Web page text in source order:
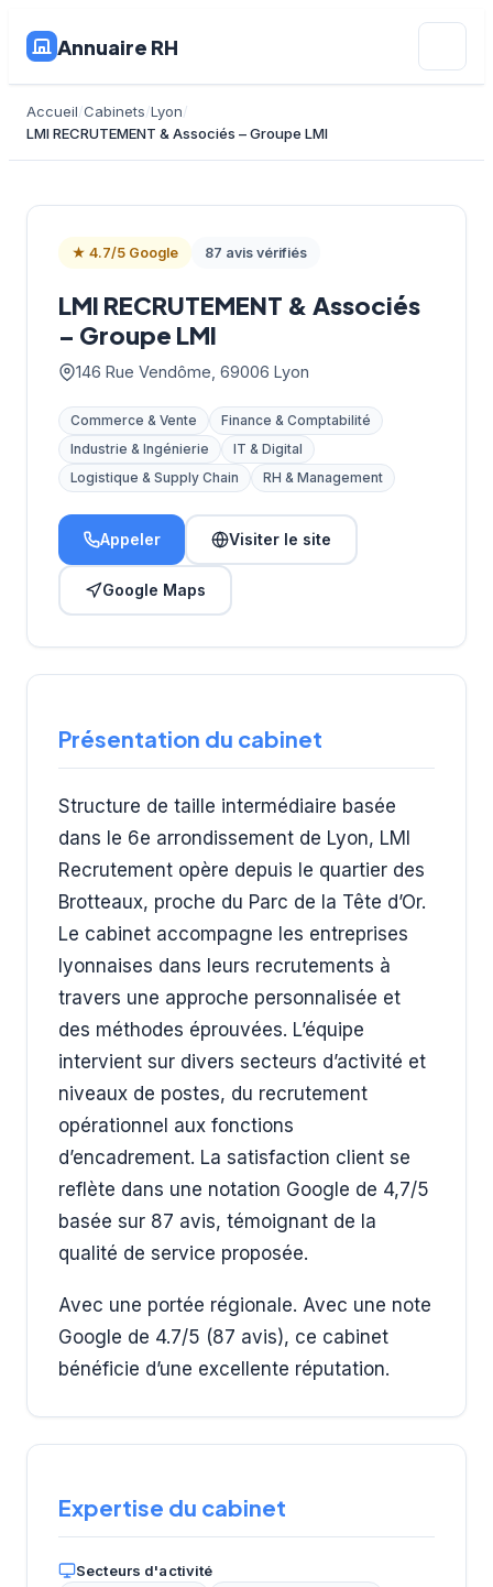
Annuaire RH
Accueil Cabinets Lyon
LMI RECRUTEMENT & Associés – Groupe LMI
★ 4.7/5 Google 87 avis vérifiés
LMI RECRUTEMENT & Associés
– Groupe LMI
146 Rue Vendôme, 69006 Lyon
Commerce & Vente
Finance & Comptabilité
Industrie & Ingénierie
IT & Digital
Logistique & Supply Chain
RH & Management
Appeler Visiter le site
Google Maps
Présentation du cabinet
Structure de taille intermédiaire basée
dans le 6e arrondissement de Lyon, LMI
Recrutement opère depuis le quartier des
Brotteaux, proche du Parc de la Tête d’Or.
Le cabinet accompagne les entreprises
lyonnaises dans leurs recrutements à
travers une approche personnalisée et
des méthodes éprouvées. L’équipe
intervient sur divers secteurs d’activité et
niveaux de postes, du recrutement
opérationnel aux fonctions
d’encadrement. La satisfaction client se
reflète dans une notation Google de 4,7/5
basée sur 87 avis, témoignant de la
qualité de service proposée.
Avec une portée régionale. Avec une note
Google de 4.7/5 (87 avis), ce cabinet
bénéficie d’une excellente réputation.
Expertise du cabinet
Secteurs d'activité